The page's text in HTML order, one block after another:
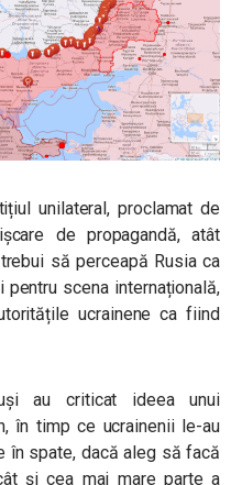
unilateral, proclamat de
de propagandă, atât
să perceapă Rusia ca
scena internațională,
ucrainene ca fiind
au criticat ideea unui
în timp ce ucrainenii le-au
în spate, dacă aleg să facă
și cea mai mare parte a